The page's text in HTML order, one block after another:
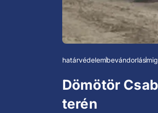
határvédelembevándorlás
Dömötör
terén